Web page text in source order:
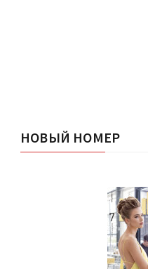
НОВЫЙ НОМЕР